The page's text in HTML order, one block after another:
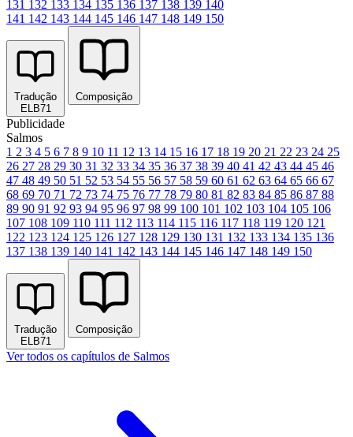
131 132 133 134 135 136 137 138 139 140
141 142 143 144 145 146 147 148 149 150
Tradução
ELB71
Composição
Publicidade
Salmos
1 2 3 4 5 6 7 8 9 10 11 12 13 14 15 16 17 18 19 20 21 22 23 24 25
26 27 28 29 30 31 32 33 34 35 36 37 38 39 40 41 42 43 44 45 46
47 48 49 50 51 52 53 54 55 56 57 58 59 60 61 62 63 64 65 66 67
68 69 70 71 72 73 74 75 76 77 78 79 80 81 82 83 84 85 86 87 88
89 90 91 92 93 94 95 96 97 98 99 100 101 102 103 104 105 106
107 108 109 110 111 112 113 114 115 116 117 118 119 120 121
122 123 124 125 126 127 128 129 130 131 132 133 134 135 136
137 138 139 140 141 142 143 144 145 146 147 148 149 150
Tradução
ELB71
Composição
Ver todos os capítulos de Salmos